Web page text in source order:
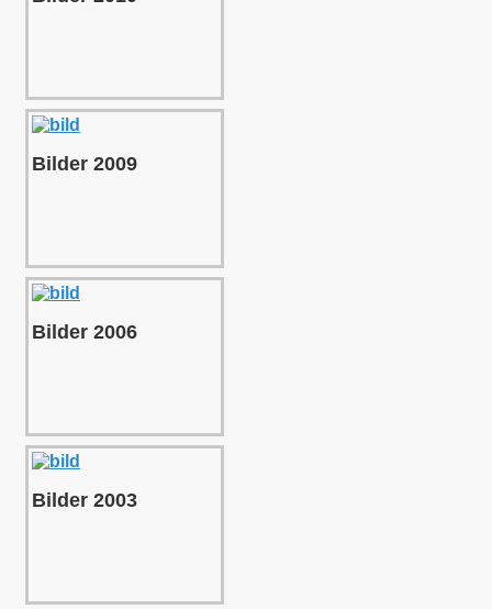
Bilder 2009
Bilder 2006
Bilder 2003